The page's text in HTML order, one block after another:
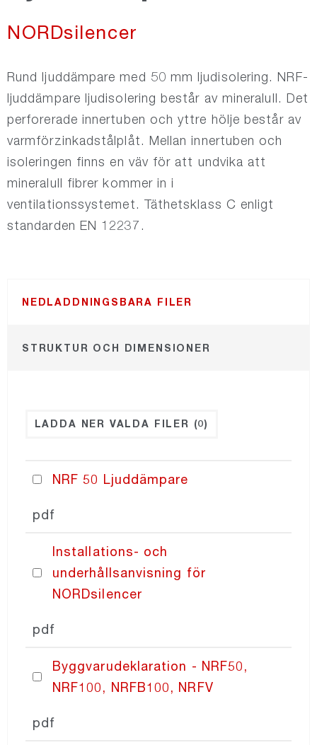
NORDdamper
NORDroof
NORDdoor
NORDexternal
NORDsilencer
Rund ljuddämpare med 50 mm ljudisolering. NRF-
ljuddämpare ljudisolering består av mineralull. Det
perforerade innertuben och yttre hölje består av
varmförzinkadstålplåt. Mellan innertuben och
isoleringen finns en väv för att undvika att
mineralull fibrer kommer in i
ventilationssystemet. Täthetsklass C enligt
standarden EN 12237.
NEDLADDNINGSBARA FILER
STRUKTUR OCH DIMENSIONER
LADDA NER VALDA FILER (0)
NRF 50 Ljuddämpare
pdf
Installations- och
underhållsanvisning för
NORDsilencer
pdf
Byggvarudeklaration - NRF50,
NRF100, NRFB100, NRFV
pdf